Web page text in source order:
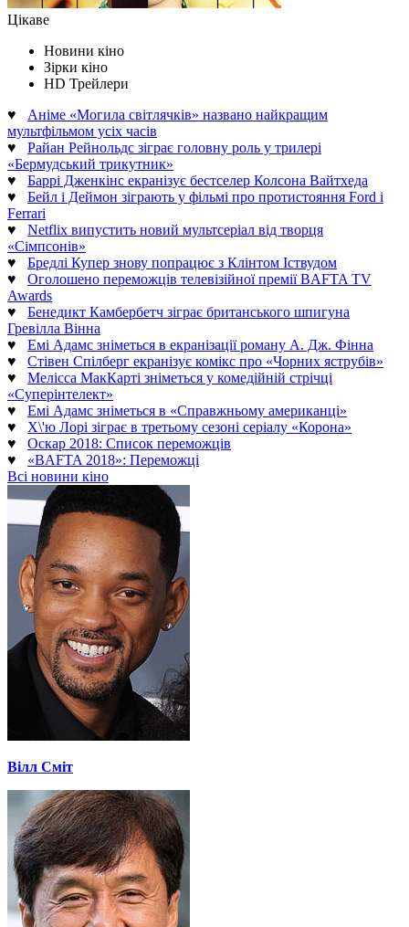
Цікаве
Новини кіно
Зірки кіно
HD Трейлери
♥ Аніме «Могила світлячків» названо найкращим
мультфільмом усіх часів
♥ Райан Рейнольдс зіграє головну роль у трилері
«Бермудський трикутник»
♥ Баррі Дженкінс екранізує бестселер Колсона Вайтхеда
♥ Бейл і Деймон зіграють у фільмі про протистояння Ford і
Ferrari
♥ Netflix випустить новий мультсеріал від творця
«Сімпсонів»
♥ Бредлі Купер знову попрацює з Клінтом Іствудом
♥ Оголошено переможців телевізійної премії BAFTA TV
Awards
♥ Бенедикт Камбербетч зіграє британського шпигуна
Гревілла Вінна
♥ Емі Адамс зніметься в екранізації роману А. Дж. Фінна
♥ Стівен Спілберг екранізує комікс про «Чорних яструбів»
♥ Мелісса МакКарті зніметься у комедійній стрічці
«Суперінтелект»
♥ Емі Адамс зніметься в «Справжньому американці»
♥ Х\'ю Лорі зіграє в третьому сезоні серіалу «Корона»
♥ Оскар 2018: Список переможців
♥ «BAFTA 2018»: Переможці
Всі новини кіно
Вілл Сміт